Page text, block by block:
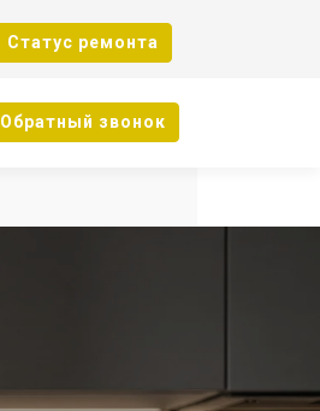
Cтатус ремонта
Oбратный звонок